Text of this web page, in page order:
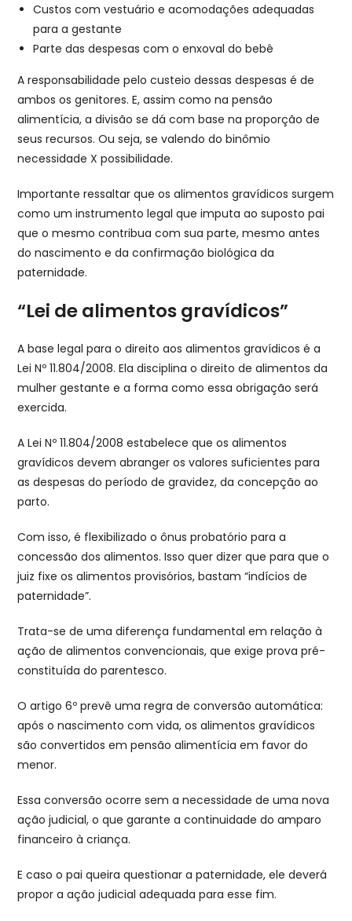
Custos com vestuário e acomodações adequadas
para a gestante
Parte das despesas com o enxoval do bebê
A responsabilidade pelo custeio dessas despesas é de
ambos os genitores. E, assim como na pensão
alimentícia, a divisão se dá com base na proporção de
seus recursos. Ou seja, se valendo do binômio
necessidade X possibilidade.
Importante ressaltar que os alimentos gravídicos surgem
como um instrumento legal que imputa ao suposto pai
que o mesmo contribua com sua parte, mesmo antes
do nascimento e da confirmação biológica da
paternidade.
“Lei de alimentos gravídicos”​
A base legal para o direito aos alimentos gravídicos é a
Lei Nº 11.804/2008. Ela disciplina o direito de alimentos da
mulher gestante e a forma como essa obrigação será
exercida.
A Lei Nº 11.804/2008 estabelece que os alimentos
gravídicos devem abranger os valores suficientes para
as despesas do período de gravidez, da concepção ao
parto.
Com isso, é flexibilizado o ônus probatório para a
concessão dos alimentos. Isso quer dizer que para que o
juiz fixe os alimentos provisórios, bastam “indícios de
paternidade”.
Trata-se de uma diferença fundamental em relação à
ação de alimentos convencionais, que exige prova pré-
constituída do parentesco.
O artigo 6º prevê uma regra de conversão automática:
após o nascimento com vida, os alimentos gravídicos
são convertidos em pensão alimentícia em favor do
menor.
Essa conversão ocorre sem a necessidade de uma nova
ação judicial, o que garante a continuidade do amparo
financeiro à criança.
E caso o pai queira questionar a paternidade, ele deverá
propor a ação judicial adequada para esse fim.